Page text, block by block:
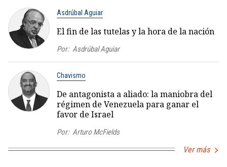
Asdrúbal Aguiar
El fin de las tutelas y la hora de la nación
Por: Asdrúbal Aguiar
Chavismo
De antagonista a aliado: la maniobra del
régimen de Venezuela para ganar el
favor de Israel
Por: Arturo McFields
Ver más